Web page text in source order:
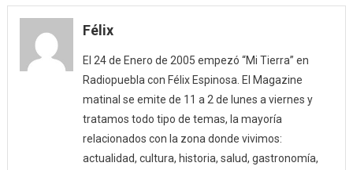
Félix
El 24 de Enero de 2005 empezó “Mi Tierra” en
Radiopuebla con Félix Espinosa. El Magazine
matinal se emite de 11 a 2 de lunes a viernes y
tratamos todo tipo de temas, la mayoría
relacionados con la zona donde vivimos:
actualidad, cultura, historia, salud, gastronomía,